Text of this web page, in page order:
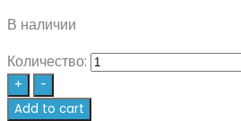
В наличии
Количество:
+
-
Add to cart